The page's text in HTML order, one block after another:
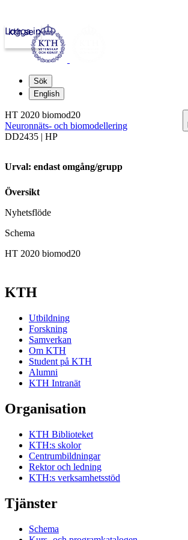
kth.se
Logga in
Sök
English
HT 2020 biomod20
Neuronnäts- och biomodellering
DD2435 | HP
Urval: endast omgång/grupp
Översikt
Nyhetsflöde
Schema
HT 2020 biomod20
KTH
Utbildning
Forskning
Samverkan
Om KTH
Student på KTH
Alumni
KTH Intranät
Organisation
KTH Biblioteket
KTH:s skolor
Centrumbildningar
Rektor och ledning
KTH:s verksamhetsstöd
Tjänster
Schema